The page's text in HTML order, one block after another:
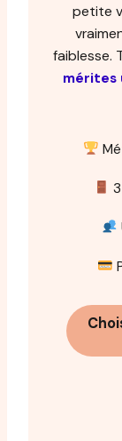
petite
faiblesse.
mérites